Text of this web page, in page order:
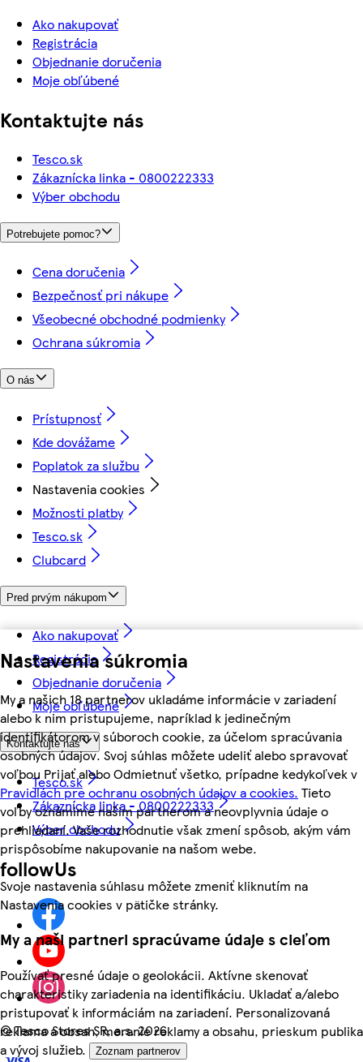
Nastavenia súkromia
My a našich 18 partnerov ukladáme informácie v zariadení
alebo k nim pristupujeme, napríklad k jedinečným
identifikátorom v súboroch cookie, za účelom spracúvania
osobných údajov. Svoj súhlas môžete udeliť alebo spravovať
voľbou Prijať alebo Odmietnuť všetko, prípadne kedykoľvek v
Pravidlách pre ochranu osobných údajov a cookies. Tieto
voľby oznámime našim partnerom a neovplyvnia údaje o
prehliadaní. Vaše rozhodnutie však zmení spôsob, akým vám
prispôsobíme nakupovanie na našom webe.
Svoje nastavenia súhlasu môžete zmeniť kliknutím na
Nastavenia cookies v pätičke stránky.
My a naši partneri spracúvame údaje s cieľom
Používať presné údaje o geolokácii. Aktívne skenovať
charakteristiky zariadenia na identifikáciu. Ukladať a/alebo
pristupovať k informáciám na zariadení. Personalizovaná
reklama a obsah, meranie reklamy a obsahu, prieskum publika
a vývoj služieb.
Zoznam partnerov
Ako nakupovať
Registrácia
Objednanie doručenia
Moje obľúbené
Kontaktujte nás
Tesco.sk
Zákaznícka linka - 0800222333
Výber obchodu
Potrebujete pomoc?
Cena doručenia
Bezpečnosť pri nákupe
Všeobecné obchodné podmienky
Ochrana súkromia
O nás
Prístupnosť
Kde dovážame
Poplatok za službu
Nastavenia cookies
Možnosti platby
Tesco.sk
Clubcard
Pred prvým nákupom
Ako nakupovať
Registrácia
Objednanie doručenia
Moje obľúbené
Kontaktujte nás
Tesco.sk
Zákaznícka linka - 0800222333
Výber obchodu
followUs
©Tesco Stores SR, a.s. 2026